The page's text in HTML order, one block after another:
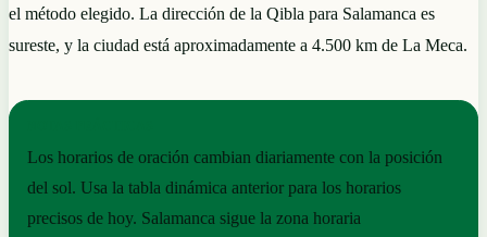
el método elegido. La dirección de la Qibla para Salamanca es
sureste, y la ciudad está aproximadamente a 4.500 km de La Meca.
Los horarios de oración cambian diariamente con la posición
del sol. Usa la tabla dinámica anterior para los horarios
precisos de hoy. Salamanca sigue la zona horaria